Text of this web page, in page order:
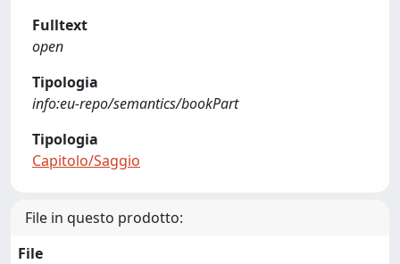
Fulltext
open
Tipologia
info:eu-repo/semantics/bookPart
Tipologia
Capitolo/Saggio
File in questo prodotto:
File